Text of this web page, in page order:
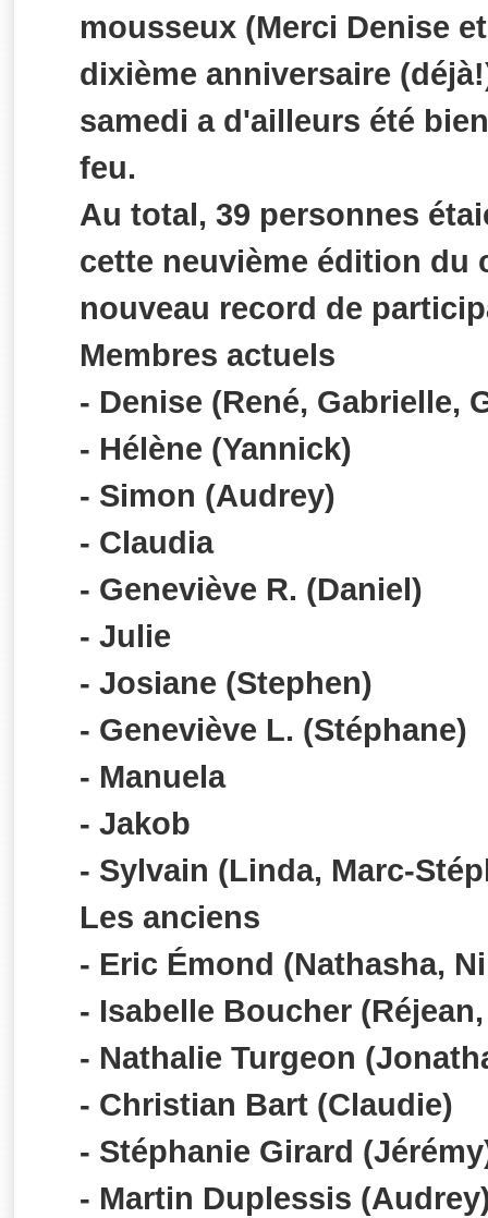
mousseux (Merci Denise
dixième anniversaire
samedi a d'ailleurs été
feu.
Au total, 39 personnes
cette neuvième édition du
nouveau record de
Membres actuels
- Denise (René, Gabrielle,
- Hélène (Yannick)
- Simon (Audrey)
- Claudia
- Geneviève R. (Daniel)
- Julie
- Josiane (Stephen)
- Geneviève L. (Stéphane)
- Manuela
- Jakob
- Sylvain (Linda, Marc-
Les anciens
- Eric Émond (Nathasha,
- Isabelle Boucher
- Nathalie Turgeon
- Christian Bart (Claudie)
- Stéphanie Girard
- Martin Duplessis